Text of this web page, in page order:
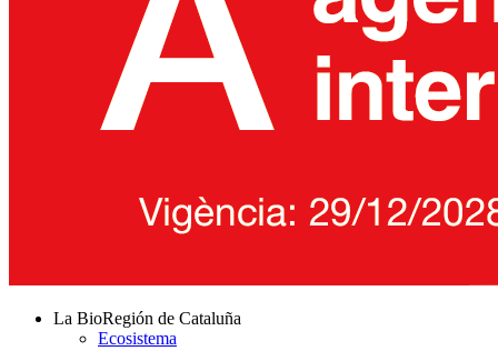
La BioRegión de Cataluña
Ecosistema